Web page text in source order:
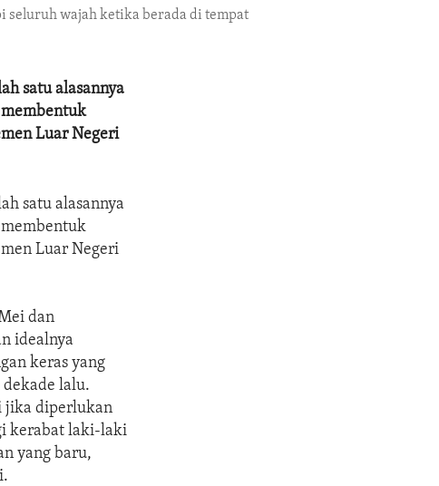
seluruh wajah ketika berada di tempat
satu alasannya
membentuk
Luar Negeri
satu alasannya
membentuk
Luar Negeri
dan
idealnya
keras yang
lalu.
jika diperlukan
kerabat laki-laki
yang baru,